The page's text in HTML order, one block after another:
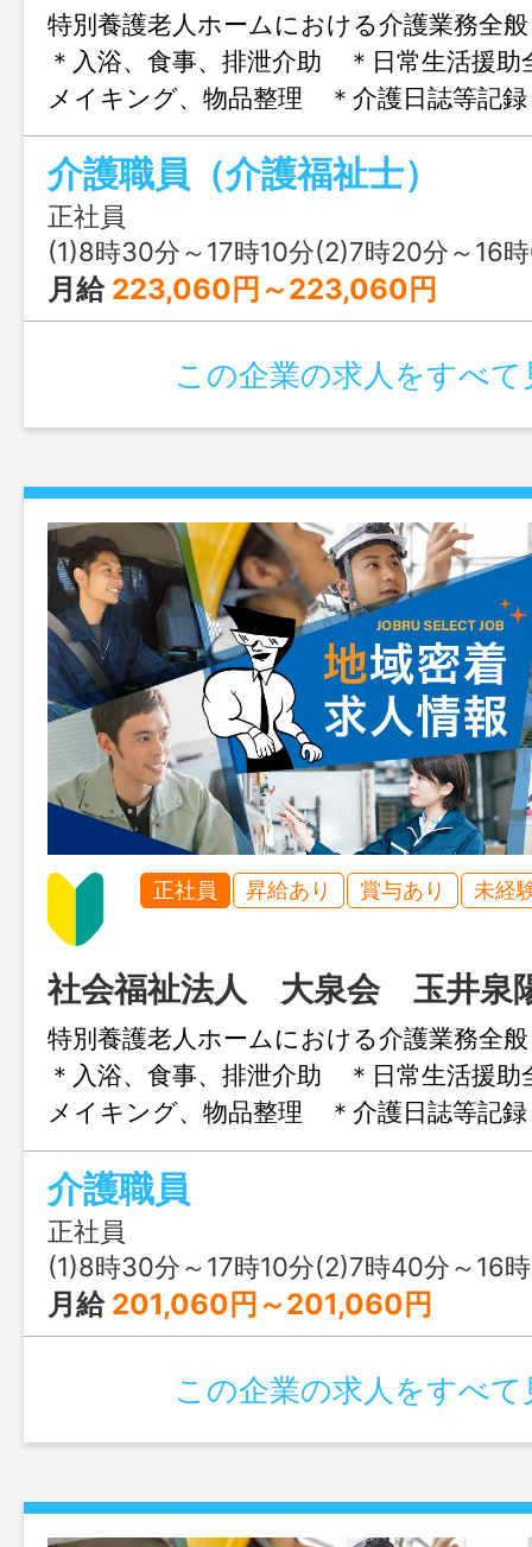
特別養護老人ホームにおける介護業務全
＊入浴、食事、排泄介助 ＊日常生活援
メイキング、物品整理 ＊介護日誌等記
あり） 変更範囲：変更なし
介護職員（介護福祉士）
正社員
(1)8時30分～17時10分(2)7時20分～16時00分(3)9
月給 223,060円～223,060円
この企業の求人をすべて
正社員 昇給あり 賞与あり 未経
社会福祉法人 大泉会 玉井泉
特別養護老人ホームにおける介護業務全
＊入浴、食事、排泄介助 ＊日常生活援
メイキング、物品整理 ＊介護日誌等記
あり） 変更範囲：変更なし
介護職員
正社員
(1)8時30分～17時10分(2)7時40分～16時20分(3)9
月給 201,060円～201,060円
この企業の求人をすべて